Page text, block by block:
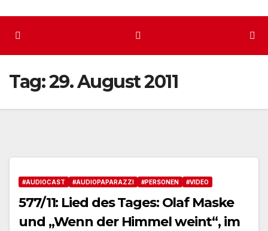
Tag:29. August 2011
#AUDIOCAST #AUDIOPAPARAZZI #PERSONEN #VIDEO
577/11: Lied des Tages: Olaf Maske
und „Wenn der Himmel weint“, im